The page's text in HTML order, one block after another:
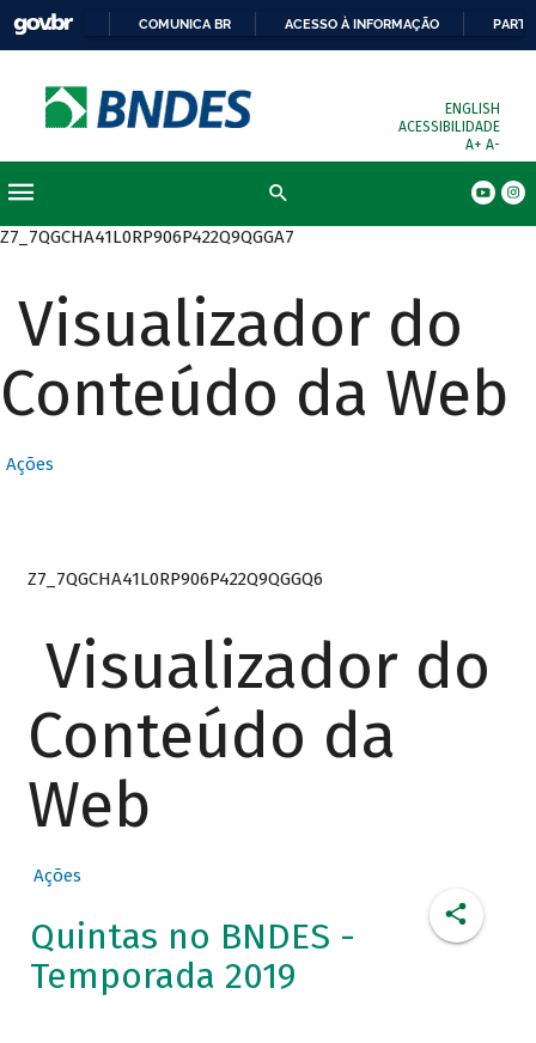
COMUNICA BR ACESSO À INFORMAÇÃO
ENGLISH
ACESSIBILIDADE
A+ A-
Z7_7QGCHA41L0RP906P422Q9QGGA7
Visualizador do
Conteúdo da Web
Ações
Z7_7QGCHA41L0RP906P422Q9QGGQ6
Visualizador do
Conteúdo da
Web
Ações
Quintas no BNDES -
Temporada 2019